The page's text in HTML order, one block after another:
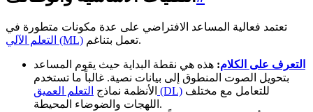
تعتمد فعالية المساعد الافتراضي على عدة مكونات متطورة في
التعلم الآلي (ML)
تعمل بتناغم.
التعرف على الكلام: هذه هي نقطة البداية حيث يقوم المساعد
بتحويل الصوت المنطوق إلى بيانات نصية. غالباً ما تستخدم
الأنظمة نماذج التعلم العميق (DL)
اللهجات والضوضاء المحيطة.